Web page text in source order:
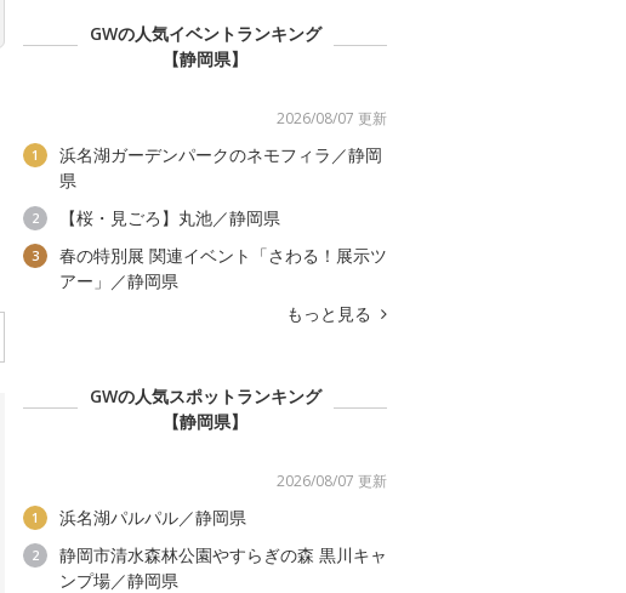
GWの人気イベントランキング
【静岡県】
2026/08/07 更新
1
浜名湖ガーデンパークのネモフィラ／静岡
県
2 【桜・見ごろ】丸池／静岡県
3
春の特別展 関連イベント「さわる！展示ツ
アー」／静岡県
もっと見る
GWの人気スポットランキング
【静岡県】
2026/08/07 更新
1 浜名湖パルパル／静岡県
2
静岡市清水森林公園やすらぎの森 黒川キャ
ンプ場／静岡県